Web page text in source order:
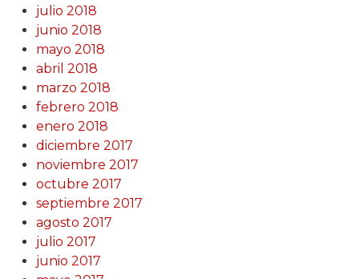
julio 2018
junio 2018
mayo 2018
abril 2018
marzo 2018
febrero 2018
enero 2018
diciembre 2017
noviembre 2017
octubre 2017
septiembre 2017
agosto 2017
julio 2017
junio 2017